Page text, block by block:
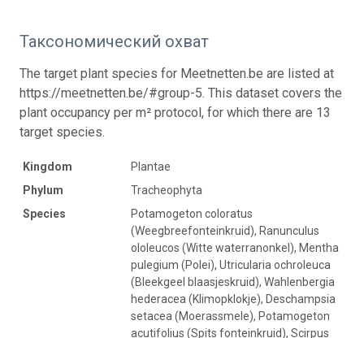
Таксономический охват
The target plant species for Meetnetten.be are listed at
https://meetnetten.be/#group-5. This dataset covers the
plant occupancy per m² protocol, for which there are 13
target species.
Kingdom
Plantae
Phylum
Tracheophyta
Species
Potamogeton coloratus
(Weegbreefonteinkruid), Ranunculus
ololeucos (Witte waterranonkel), Mentha
pulegium (Polei), Utricularia ochroleuca
(Bleekgeel blaasjeskruid), Wahlenbergia
hederacea (Klimopklokje), Deschampsia
setacea (Moerassmele), Potamogeton
acutifolius (Spits fonteinkruid), Scirpus